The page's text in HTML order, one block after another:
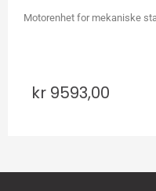
Motorenhet for mekaniske
kr 9593,00